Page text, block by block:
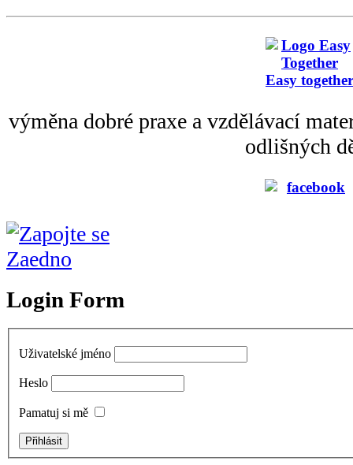
Easy together
výměna dobré praxe a vzdělávací
odlišných
Login Form
Uživatelské jméno
Heslo
Pamatuj si mě